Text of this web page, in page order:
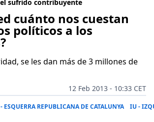
sufrido contribuyente
cuánto nos cuestan
políticos a los
se les dan más de 3 millones de
12 Feb 2013 - 10:33 CET
- ESQUERRA REPUBLICANA DE CATALUNYA IU -